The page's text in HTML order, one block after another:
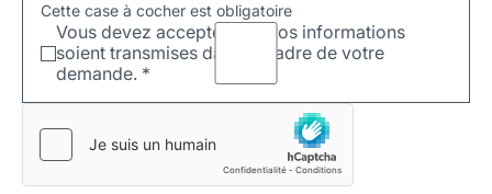
Cette case à cocher est obligatoire
Vous devez accepter que vos informations
soient transmises dans le cadre de votre
demande. *